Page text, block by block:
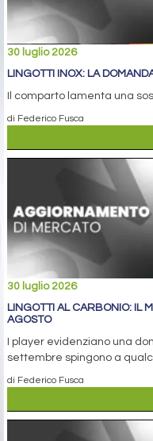
30 luglio 2026
LINGOTTI INOX: LA
Il comparto lamenta una
di Federico Fusca
30 luglio 2026
LINGOTTI AL CARBONIO: IL
AGOSTO
I player evidenziano una
settembre spingono a
di Federico Fusca